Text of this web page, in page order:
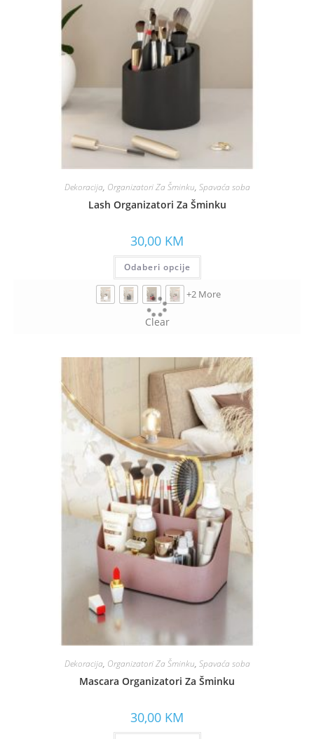
Dekoracija, Organizatori Za Šminku, Spavaća soba
Lash Organizatori Za Šminku
30,00 KM
Odaberi opcije
+2 More
Clear
Dekoracija, Organizatori Za Šminku, Spavaća soba
Mascara Organizatori Za Šminku
30,00 KM